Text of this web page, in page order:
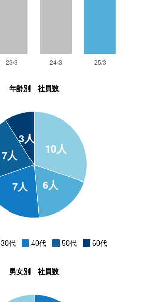
年齢別 社員数
30代 40代 50代 60代
男女別 社員数